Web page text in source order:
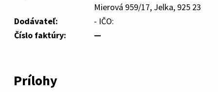
Mierová 959/17, Jelka, 925 23
Dodávateľ:
- IČO:
Číslo faktúry:
—
Prílohy